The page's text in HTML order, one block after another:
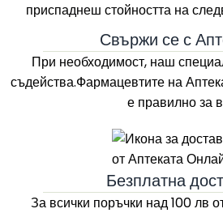
приспаднеш стойността на
Свържи се с
При необходимост, наш
съдейства.Фармацевтите на
е правилно за
Безплатна
За всички поръчки над 100 лв